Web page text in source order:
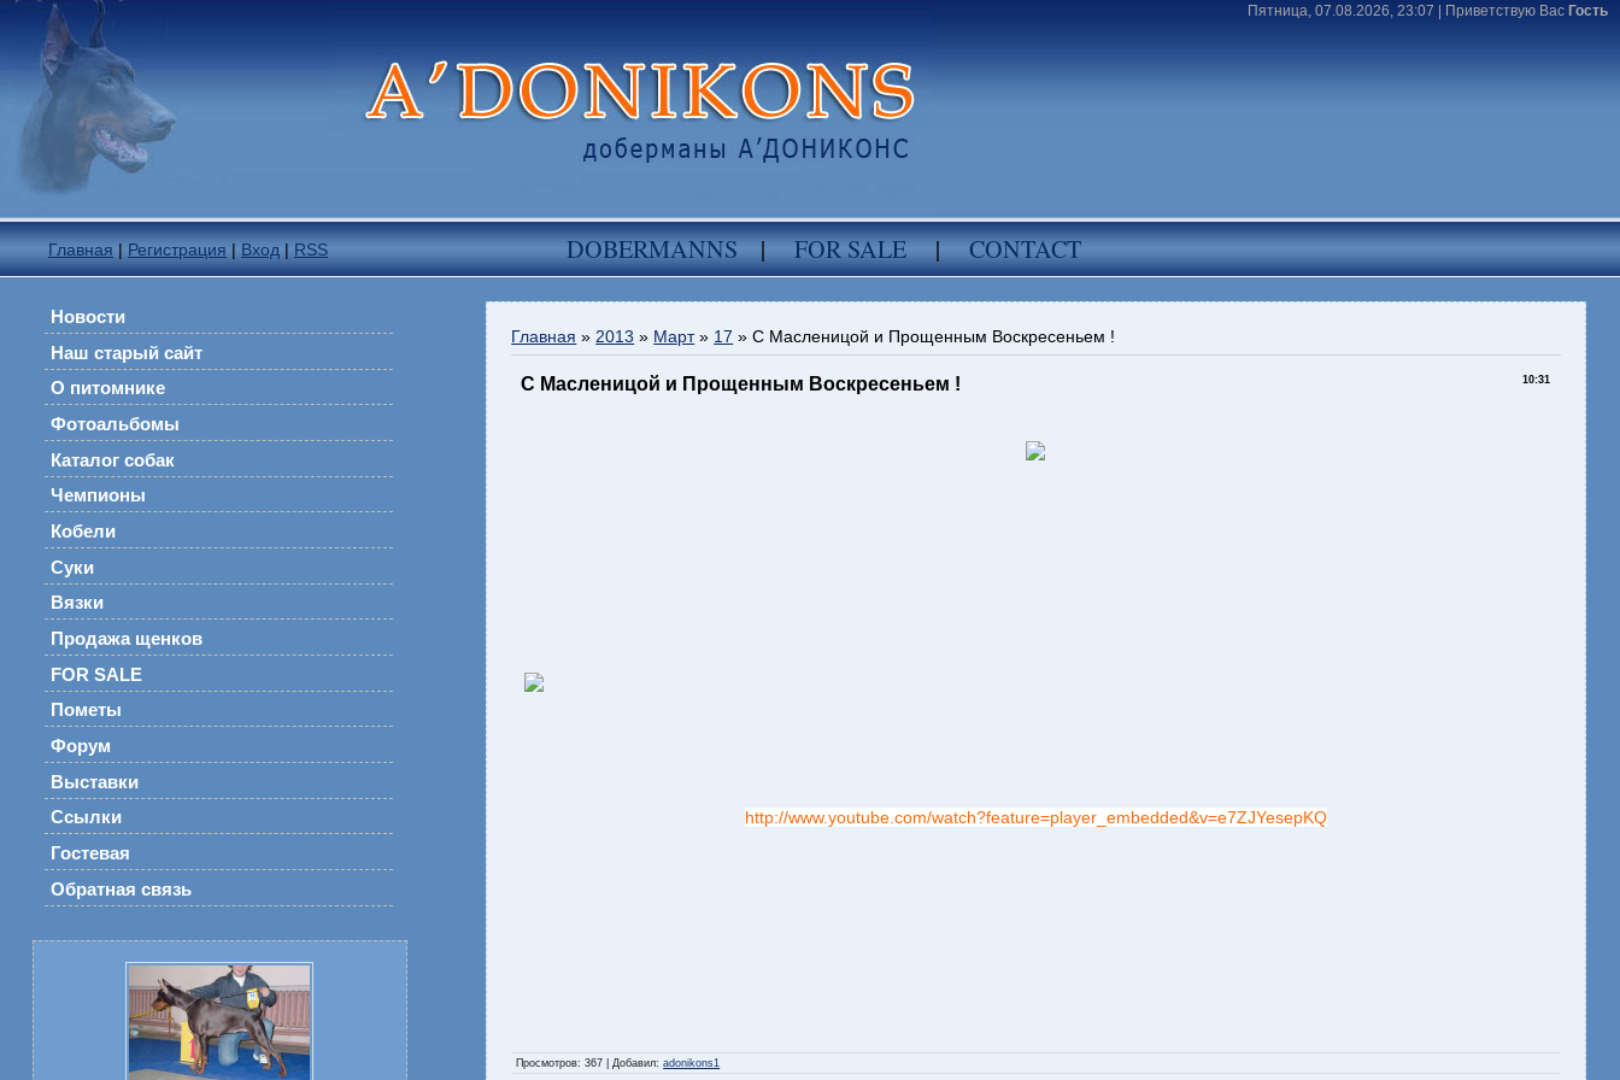
Пятница, 07.08.2026, 23:07 | Приветствую Вас Гость
Главная | Регистрация | Вход | RSS DOBERMANNS|FOR SALE|CONTACT
Новости
Наш старый сайт
О питомнике
Фотоальбомы
Каталог собак
Чемпионы
Кобели
Суки
Вязки
Продажа щенков
FOR SALE
Пометы
Форум
Выставки
Ссылки
Гостевая
Обратная связь
Главная » 2013 » Март » 17 » С Масленицой и Прощенным Воскресеньем !
10:31
С Масленицой и Прощенным Воскресеньем !
http://www.youtube.com/watch?feature=player_embedded&v=e7ZJYesepKQ
Просмотров: 367 |Добавил:adonikons1